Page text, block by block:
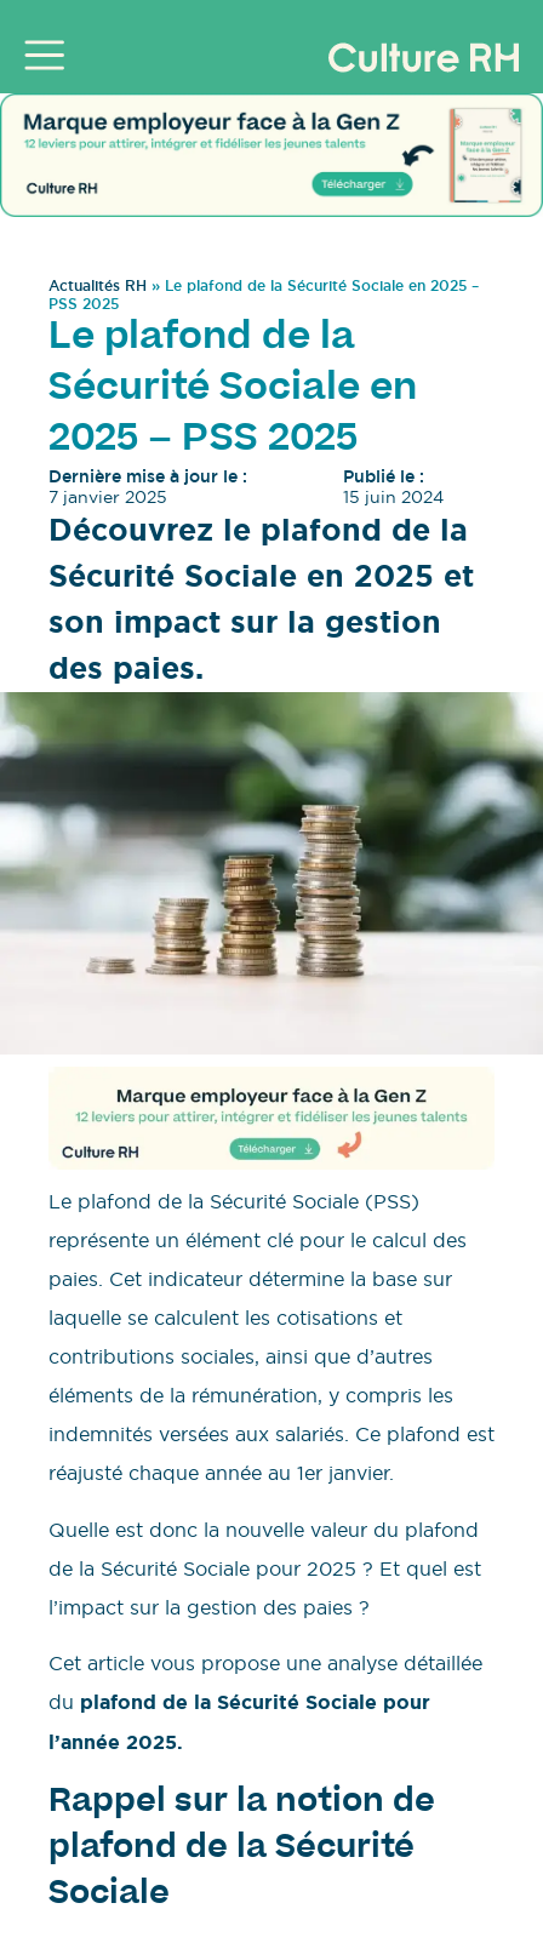
Actualités RH » Le plafond de la Sécurité Sociale en 2025 –
PSS 2025
Le plafond de la
Sécurité Sociale en
2025 – PSS 2025
Dernière mise à jour le :
7 janvier 2025
Publié le :
15 juin 2024
Découvrez le plafond de la
Sécurité Sociale en 2025 et
son impact sur la gestion
des paies.
Le plafond de la Sécurité Sociale (PSS)
représente un élément clé pour le calcul des
paies. Cet indicateur détermine la base sur
laquelle se calculent les cotisations et
contributions sociales, ainsi que d’autres
éléments de la rémunération, y compris les
indemnités versées aux salariés. Ce plafond est
réajusté chaque année au 1er janvier.
Quelle est donc la nouvelle valeur du plafond
de la Sécurité Sociale pour 2025 ? Et quel est
l’impact sur la gestion des paies ?
Cet article vous propose une analyse détaillée
du plafond de la Sécurité Sociale pour
l’année 2025.
Rappel sur la notion de
plafond de la Sécurité
Sociale